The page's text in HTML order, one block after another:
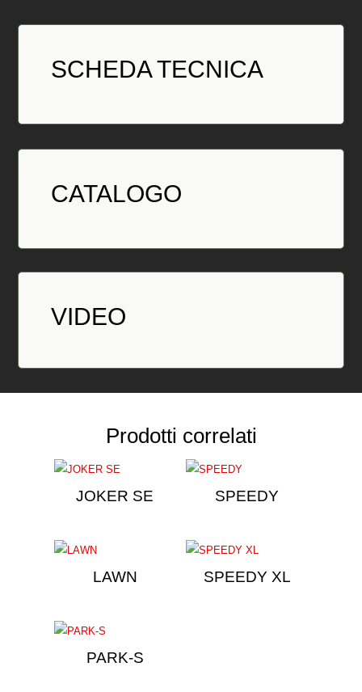
SCHEDA TECNICA
CATALOGO
VIDEO
Prodotti correlati
JOKER SE SPEEDY
LAWN SPEEDY XL
PARK-S